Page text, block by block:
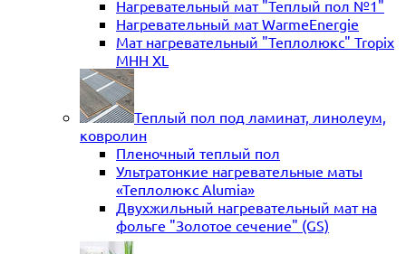
Нагревательный мат "Теплый пол №1"
Нагревательный мат WarmeEnergie
Мат нагревательный "Теплолюкс" Tropix
МНН XL
Теплый пол под ламинат, линолеум,
ковролин
Пленочный теплый пол
Ультратонкие нагревательные маты
«Теплолюкс Alumia»
Двухжильный нагревательный мат на
фольге "Золотое сечение" (GS)